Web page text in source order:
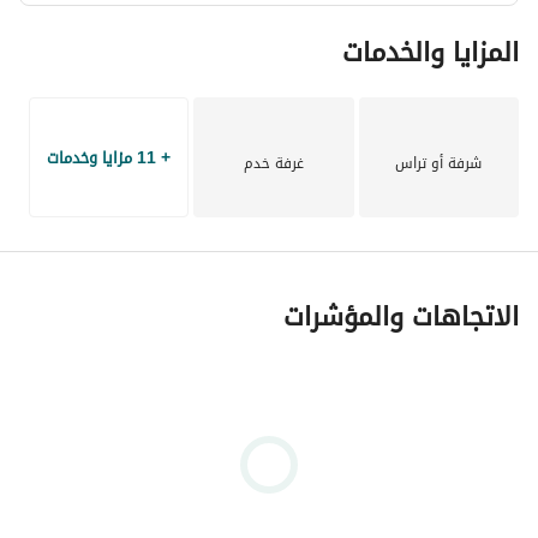
المزايا والخدمات
شرفة أو تراس غرفة خدم + 11 مزايا وخدمات
الاتجاهات والمؤشرات